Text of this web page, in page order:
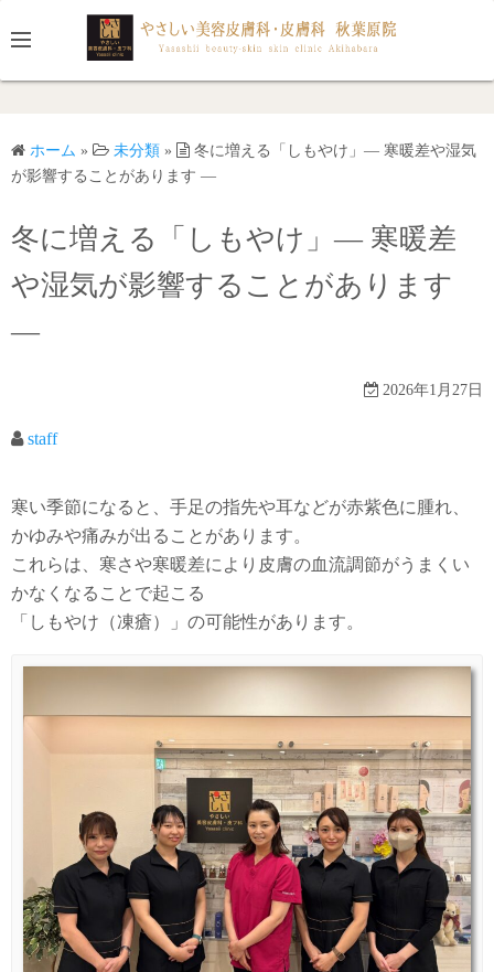
ン
へ
ス
ッ
ホーム » 未分類 »
冬に増える「しもやけ」― 寒暖差や湿気
が影響することがあります ―
冬に増える「しもやけ」― 寒暖差
や湿気が影響することがあります
―
2026年1月27日
staff
寒い季節になると、手足の指先や耳などが赤紫色に腫れ、
かゆみや痛みが出ることがあります。
これらは、寒さや寒暖差により皮膚の血流調節がうまくい
かなくなることで起こる
「しもやけ（凍瘡）」の可能性があります。